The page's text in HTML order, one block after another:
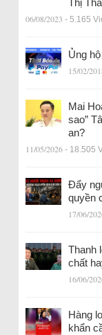
Thị
06/08/2023 - 5.165
Ủng
15/02/
Mai
sao”
an?
11/05/2026 - 18.505
Đẩy
quyền
17/06/
Thanh
chất
16/06/
Hàng
khẩn